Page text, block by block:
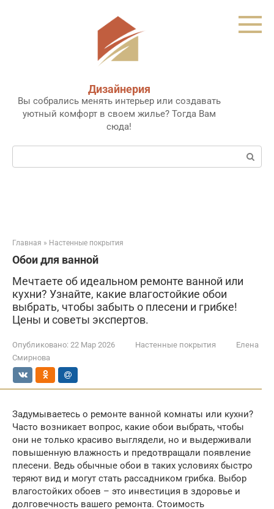
Дизайнерия
Вы собрались менять интерьер или создавать
уютный комфорт в своем жилье? Тогда Вам
сюда!
Поиск:
Главная » Настенные покрытия
Обои для ванной
Мечтаете об идеальном ремонте ванной или
кухни? Узнайте, какие влагостойкие обои
выбрать, чтобы забыть о плесени и грибке!
Цены и советы экспертов.
Опубликовано: 22 Мар 2026 Настенные покрытия
Елена
Смирнова
Задумываетесь о ремонте ванной комнаты или кухни?
Часто возникает вопрос, какие обои выбрать, чтобы
они не только красиво выглядели, но и выдерживали
повышенную влажность и предотвращали появление
плесени. Ведь обычные обои в таких условиях быстро
теряют вид и могут стать рассадником грибка. Выбор
влагостойких обоев – это инвестиция в здоровье и
долговечность вашего ремонта. Стоимость